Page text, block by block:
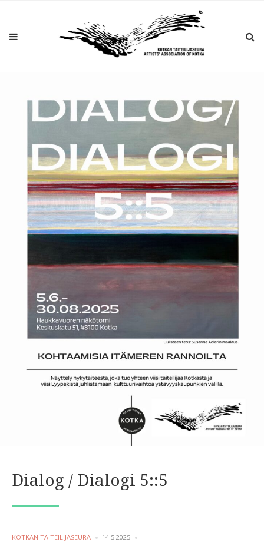
Dialog / Dialogi 5::5
POSTED
KOTKAN TAITEILIJASEURA
14.5.2025